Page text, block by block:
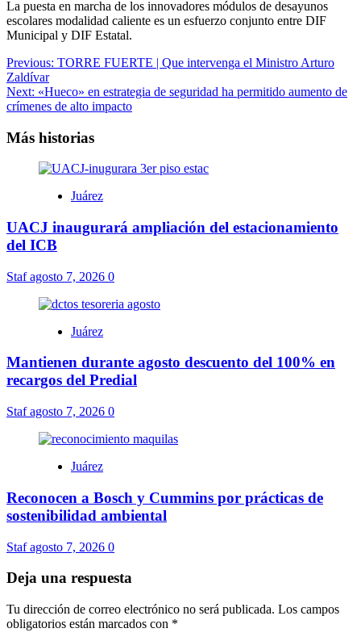
La puesta en marcha de los innovadores módulos de desayunos
escolares modalidad caliente es un esfuerzo conjunto entre DIF
Municipal y DIF Estatal.
Navegación
de
entradas
Previous: TORRE FUERTE | Que intervenga el Ministro Arturo
Zaldívar
Next: «Hueco» en estrategia de seguridad ha permitido aumento de
crímenes de alto impacto
Más historias
Juárez
UACJ inaugurará ampliación del estacionamiento
del ICB
Stafagosto 7, 2026 0
Juárez
Mantienen durante agosto descuento del 100% en
recargos del Predial
Stafagosto 7, 2026 0
Juárez
Reconocen a Bosch y Cummins por prácticas de
sostenibilidad ambiental
Stafagosto 7, 2026 0
Deja una respuesta
Tu dirección de correo electrónico no será publicada. Los campos
obligatorios están marcados con *